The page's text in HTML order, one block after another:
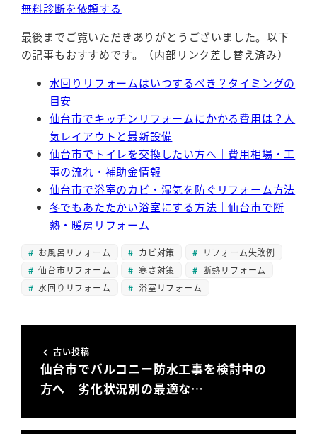
無料診断を依頼する
最後までご覧いただきありがとうございました。以下
の記事もおすすめです。（内部リンク差し替え済み）
水回りリフォームはいつするべき？タイミングの
目安
仙台市でキッチンリフォームにかかる費用は？人
気レイアウトと最新設備
仙台市でトイレを交換したい方へ｜費用相場・工
事の流れ・補助金情報
仙台市で浴室のカビ・湿気を防ぐリフォーム方法
冬でもあたたかい浴室にする方法｜仙台市で断
熱・暖房リフォーム
お風呂リフォーム カビ対策
リフォーム失敗例
仙台市リフォーム
寒さ対策
断熱リフォーム
水回りリフォーム
浴室リフォーム
古い投稿
仙台市でバルコニー防水工事を検討中の
方へ｜劣化状況別の最適な…